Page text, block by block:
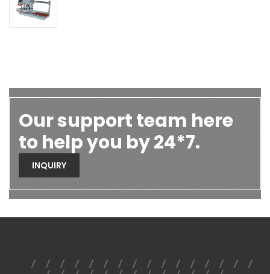
Our support team here
to help you by 24*7.
INQUIRY